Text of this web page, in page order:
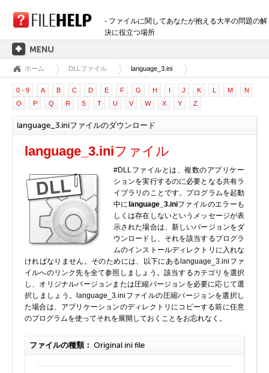
- ファイルに関してあなたが抱える大半の問題の解
決に役立つ場所
ホーム
拡張子のカテゴリー
3D画像ファイル
音声ファイル
CADファイル
圧縮ファイル
データファイル
データベースファイル
開発用ファイル
ディスクイメージファイル
暗号化されたファイル
実行ファイル
フォントファイル
ゲームファイル
ページレイアウトファイル
ホーム DLLファイル language_3.ini
0 - 9 A B C D E F G H I J K L M
N
O
P Q R S T U V W X Y Z
language_3.iniファイルのダウンロード
language_3.iniファイル
#DLLファイルとは、複数のアプリケー
ションを実行するのに必要となる共有ラ
イブラリのことです。プログラムを起動
中に language_3.iniファイルのエラーも
しくは存在しないというメッセージが表
示された場合は、新しいバージョンをダ
ウンロードし、それを該当するプログラ
ムのインストールディレクトリに入れな
ければなりません。そのためには、以下にあるlanguage_3.iniファ
イルへのリンク先を全て参照しましょう。該当するカテゴリを選択
し、オリジナルバージョンまたは圧縮バージョンを必要に応じて選
択しましょう。language_3.iniファイルの圧縮バージョンを選択し
た場合は、アプリケーションのディレクトリにコピーする前に任意
のプログラムを使ってそれを展開しておくことをお忘れなく。
ファイルの種類： Original ini file